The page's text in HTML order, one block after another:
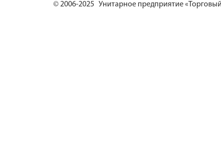
© 2006-2025 Унитарное предприятие